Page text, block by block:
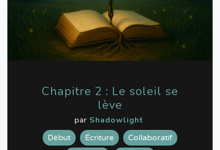
Chapitre 2 : Le soleil se
lève
par Shadowlight
Début Écriture Collaboratif